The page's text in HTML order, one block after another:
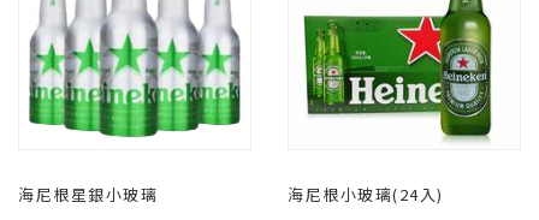
海尼根星銀小玻璃 海尼根小玻璃(24入)